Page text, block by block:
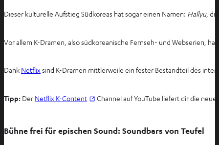
Dieser kulturelle Aufstieg Südkoreas hat sogar einen Namen: Hallyu,
Vor allem K-Dramen, also südkoreanische Fernseh- und Webserien,
Dank Netflix sind K-Dramen mittlerweile ein fester Bestandteil des
Tipp: Der Netflix K-Content
I
e
Channel auf YouTube liefert dir die
Bühne frei für epischen Sound: Soundbars von Teufel